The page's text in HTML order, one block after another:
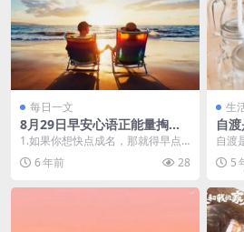
每日一文
8月29日早安心语正能量掏心
说说句子
1.如果你想快点成名，那就得早点
起床；如果你想快点长智，那就得
慢点骄傲；如果你想...
6 年前 28
生
自
自渡
写道
靠来5